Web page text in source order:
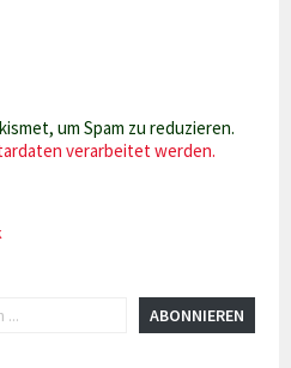
um Spam zu reduzieren.
verarbeitet werden.
ABONNIEREN